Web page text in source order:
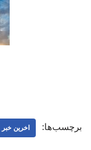
برچسب‌ها: اخرین خبر